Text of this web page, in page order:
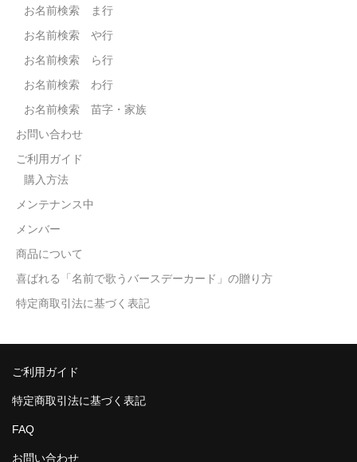
お名前検索 ま行
お名前検索 や行
お名前検索 ら行
お名前検索 わ行
お名前検索 苗字・家族
お問い合わせ
ご利用ガイド
購入方法
メンテナンス中
メンバー
商品について
喜ばれる「名前で歌うバースデーカード」の贈り方
特定商取引法に基づく表記
ご利用ガイド
特定商取引法に基づく表記
FAQ
お問い合わせ